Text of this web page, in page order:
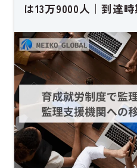
は13万9000人｜到達